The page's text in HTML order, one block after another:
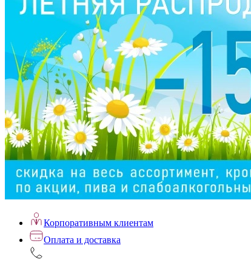
Корпоративным клиентам
Оплата и доставка